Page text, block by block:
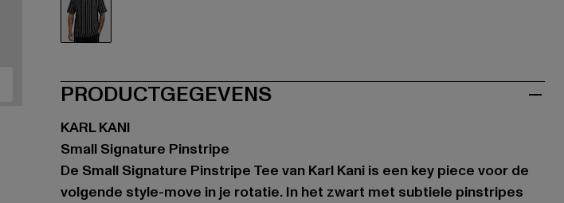
PRODUCTGEGEVENS
KARL KANI
Small Signature Pinstripe
De Small Signature Pinstripe Tee van Karl Kani is een key piece voor de
volgende style-move in je rotatie. In het zwart met subtiele pinstripes